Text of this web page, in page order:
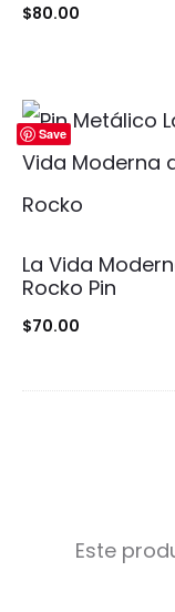
$80.00
Save
La Vida
Rocko Pin
$70.00
Este